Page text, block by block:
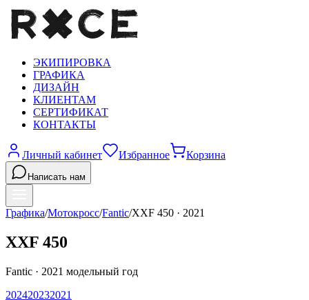
ЭКИПИРОВКА
ГРАФИКА
ДИЗАЙН
КЛИЕНТАМ
СЕРТИФИКАТ
КОНТАКТЫ
Личный кабинет Избранное Корзина
Написать нам
Графика/Мотокросс/Fantic/XXF 450 · 2021
XXF 450
Fantic · 2021 модельный год
202420232021